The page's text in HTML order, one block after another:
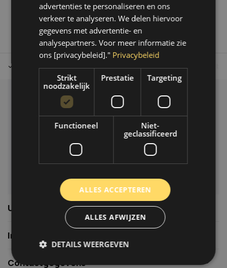
Tot 30 dagen retour sturen. Op werkdagen voor 14.00 uur
Klantenservice
Veelgestelde vragen
06-39119169
info@autoklusser.nl
Usefull links
Informatie
Contactgegevens
advertenties te personaliseren en ons
verkeer te analyseren. We delen hiervoor
gegevens met advertentie- en
analysepartners. Voor meer informatie zie
ons [privacybeleid]." Privacybeleid
Strikt
noodzakelijk
Prestatie Targeting
Functioneel
Niet-
geclassificeerd
ALLES ACCEPTEREN
ALLES AFWIJZEN
DETAILS WEERGEVEN